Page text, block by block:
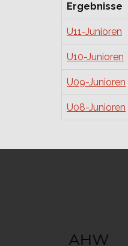
Ergebnisse
U11-Junioren
U10-Junioren
U09-Junioren
U08-Junioren
AHW